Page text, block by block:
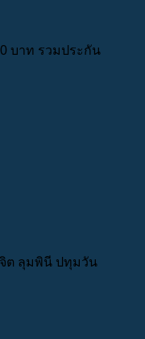
บาท รวมประกัน
จิต ลุมพินี ปทุมวัน